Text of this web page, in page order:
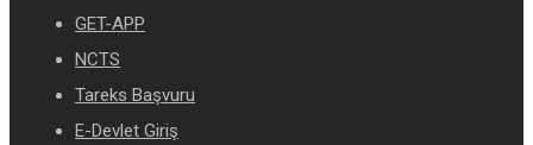
GET-APP
NCTS
Tareks Başvuru
E-Devlet Giriş